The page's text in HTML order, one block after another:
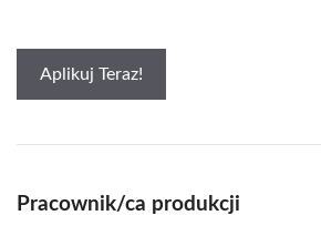
Aplikuj Teraz!
Pracownik/ca produkcji